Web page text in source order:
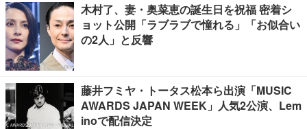
木村了、妻・奥菜恵の誕生日を祝福 密着シ
ョット公開「ラブラブで憧れる」「お似合い
の2人」と反響
藤井フミヤ・トータス松本ら出演「MUSIC
AWARDS JAPAN WEEK」人気2公演、Lem
inoで配信決定